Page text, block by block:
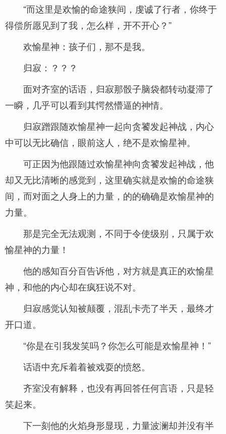
“而这里是欢愉的命途狭间，虔诚了行者，你终于
得偿所愿见到了我，怎么样，开不开心？”
欢愉星神：孩子们，那不是我。
归寂：？？？
面对齐室的话语，归寂那骰子脑袋都转动凝滞了
一瞬，几乎可以看到其愕然懵逼的神情。
归寂蹭跟随欢愉星神一起向贪饕发起神战，内心
中可以无比确信，眼前这人，绝不是欢愉星神。
可正因为他跟随过欢愉星神向贪饕发起神战，他
却又无比清晰的感觉到，这里确实就是欢愉的命途狭
间，而对面之人身上的力量，的的确确是欢愉星神的
力量。
那是完全无法观测，不同于令使级别，只属于欢
愉星神的力量！
他的感知百分百告诉他，对方就是真正的欢愉星
神，和他的内心却在疯狂说不对。
归寂感觉认知被颠覆，混乱卡壳了半天，最终才
开口道。
“你是在引我发笑吗？你怎么可能是欢愉星神！”
话语中充斥着着被戏耍的愤怒。
齐室没有解释，也没有再回答任何言语，只是轻
笑起来。
下一刻他的火焰身形显现，力量波澜却并没有半